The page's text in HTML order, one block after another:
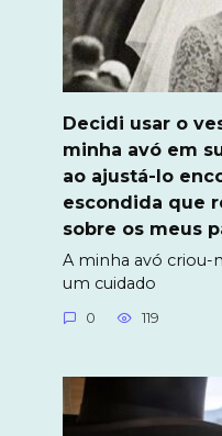
Decidi usar o
minha avó em
ao ajustá-lo
escondida que
sobre os meus
A minha avó criou-
um cuidado
0 119